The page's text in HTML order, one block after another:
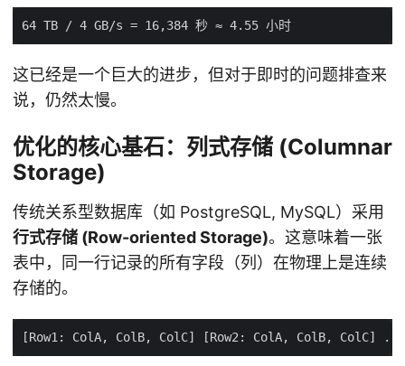
这已经是一个巨大的进步，但对于即时的问题排查来
说，仍然太慢。
优化的核心基石：列式存储 (Columnar
Storage)
传统关系型数据库（如 PostgreSQL, MySQL）采用
行式存储 (Row-oriented Storage)。这意味着一张
表中，同一行记录的所有字段（列）在物理上是连续
存储的。